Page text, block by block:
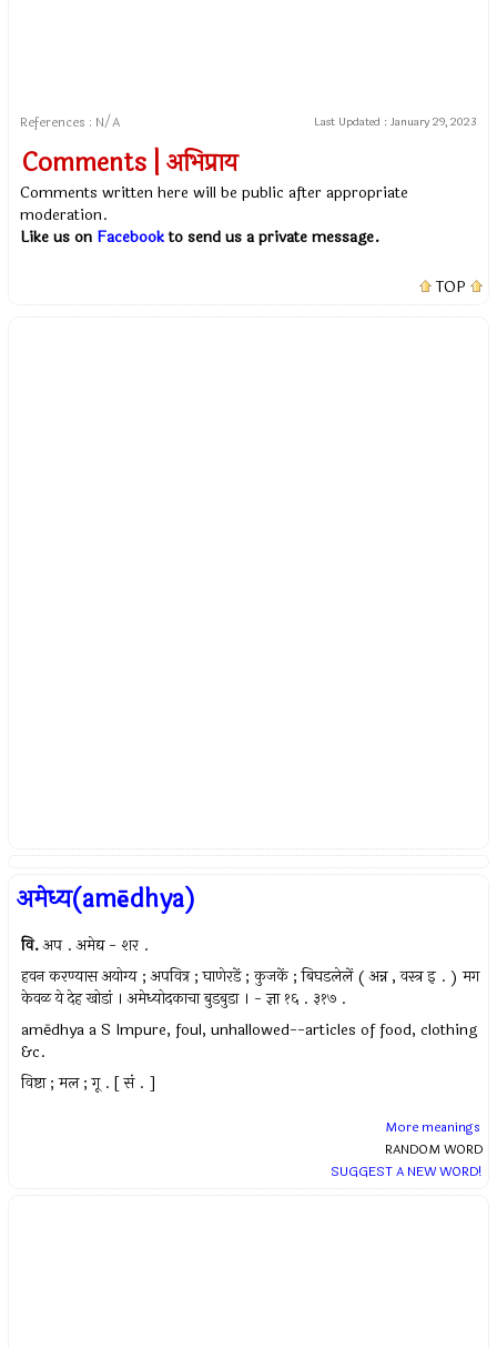
References : N/A Last Updated : January 29, 2023
Comments | अभिप्राय
Comments written here will be public after appropriate
moderation.
Like us on Facebookto send us a private message.
TOP
अमेध्य(amēdhya)
वि. अप . अमेद्य - शर .
हवन करण्यास अयोग्य ; अपवित्र ; घाणेरडें ; कुजकें ; बिघडलेलें ( अन्न , वस्त्र इ . ) मग
केवळ ये देह खोडां । अमेध्योदकाचा बुडबुडा । - ज्ञा १६ . ३१७ .
amēdhya a S Impure, foul, unhallowed--articles of food, clothing
&c.
विष्टा ; मल ; गू . [ सं . ]
More meanings
RANDOM WORD
SUGGEST A NEW WORD!